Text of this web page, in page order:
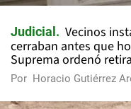
Judicial
Vecinos
cerraban antes que
Suprema ordenó
Por Horacio Gutiérrez